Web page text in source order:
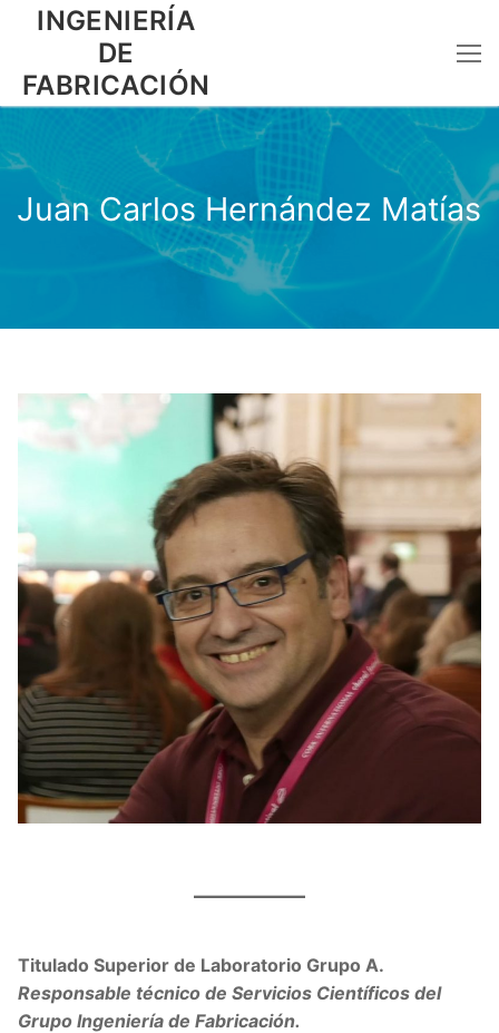
INGENIERÍA
DE
FABRICACIÓN
Juan Carlos Hernández Matías
Titulado Superior de Laboratorio Grupo A.
Responsable técnico de Servicios Científicos del
Grupo Ingeniería de Fabricación.